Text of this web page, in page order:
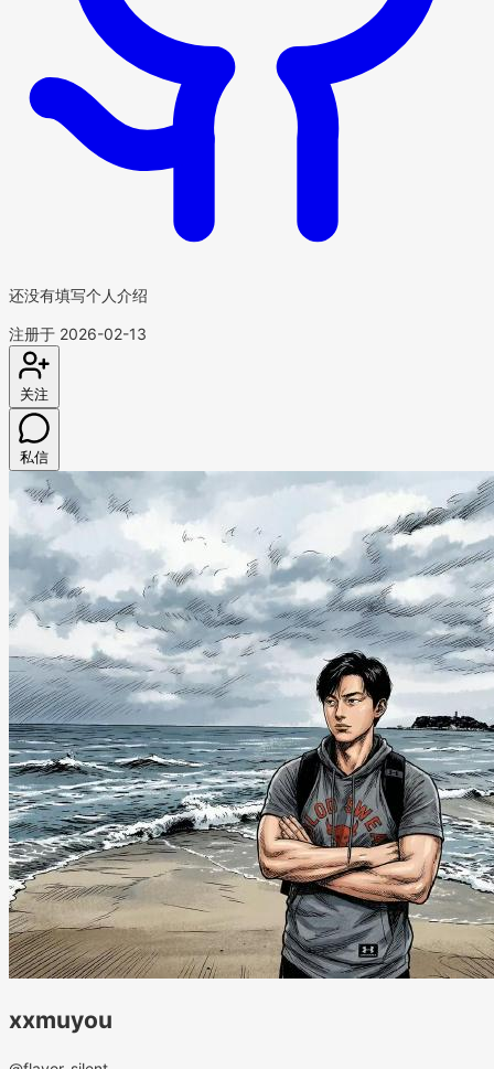
还没有填写个人介绍
注册于 2026-02-13
关注
私信
xxmuyou